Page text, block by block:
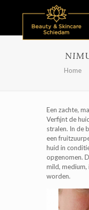
Home
Een zachte,
Verfijnt de
stralen. In de
een
huid in
opgenomen.
mild,
worden.